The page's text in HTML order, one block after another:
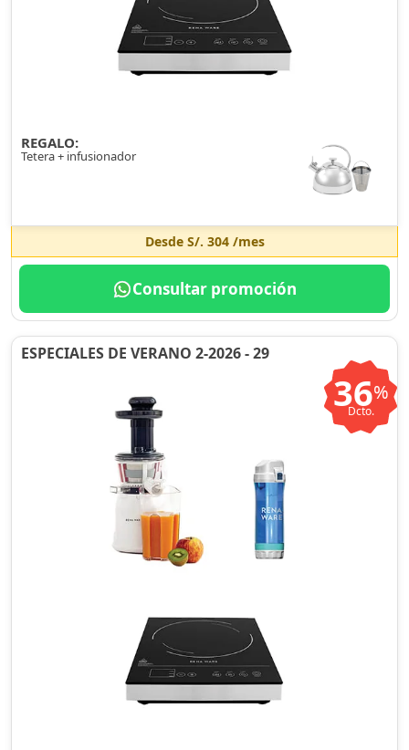
REGALO:
Tetera + infusionador
Desde S/. 304/mes
Consultar promoción
ESPECIALES DE VERANO 2-2026 - 29
36%
Dcto.